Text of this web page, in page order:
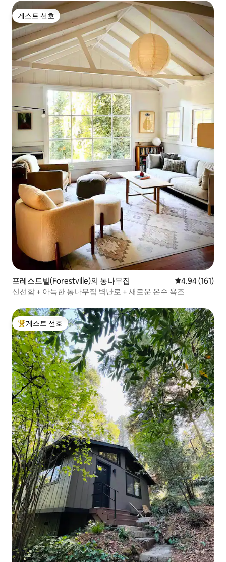
는 스테레오 튜너를 사용하면 2.5mm 잭이
장착된 장치에서 음악을 스트리밍할 수 있
습니다. 거실 외부 데크에는 테이블, 의자,
작은 가스 바비큐 시설이 마련되어 있습니
다. 또한 1층에는 바닥에서 천장까지 이어지
는 유리와 유리 지붕, 발리 대나무 가구, 조
식 테이블, 사이드 데크가 있는 일광욕실이
있습니다. 욕실에는 독립형 욕조와 샤워기
가 마련되어 있습니다. 거실에 온도조절기
가 있는 중앙난방이 있습니다. 아래층에는
바위 벽, 거대한 대들보, 퀸 썰매 침대, 라운
지 공간, 평면 스크린 TV, 나무 난로로 둘러
싸인 대형 카펫 침실이 있습니다. 싱글 침대
와 작은 데크가 있는 작고 밝은 침실도 있습
으며, 이중 헤드 야외 샤워기와 온수 욕조가
있는 전용 암벽 및 슬레이트 타일 바닥 공간
으로 이어집니다. 풀사이즈 세탁기, 건조기,
다용도 싱크대, 침구 보관함이 있는 세탁실
이 있습니다. 밖에는 테이블, 의자, 파라솔
이 있는 석조 파티오가 있습니다. 2대용 간
이 차고가 있습니다. 저희 아들 데이비드는
숙소에 별도의 작은 오두막에 거주하며 관
리자이자 관리인 역할을 합니다. 에어비앤
비와 숙박 기간 내내 담당자가 될 가능성이
높습니다. 도착하시면 이 숙소의 숙소 이용
규칙과 숙소 매뉴얼을 읽어보세요.
게스트 선호
게스트 선호
포레스트빌(Forestville)의 통나무집 평점 4.94점(5
4.94 (161)
신선함 + 아늑한 통나무집 벽난로 + 새로운 온수 욕조
상위 게스트 선호
게스트 선호